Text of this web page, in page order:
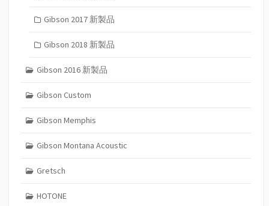
Gibson 2017 新製品
Gibson 2018 新製品
Gibson 2016 新製品
Gibson Custom
Gibson Memphis
Gibson Montana Acoustic
Gretsch
HOTONE